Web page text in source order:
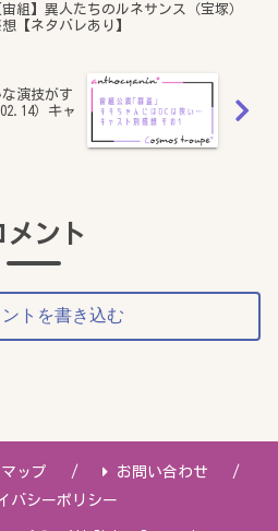
宙組】異人たちのルネサンス（宝塚）
【ネタバレあり】
演技がす
）キャ
メント
ントを書き込む
ップ
お問い合わせ
バシーポリシー